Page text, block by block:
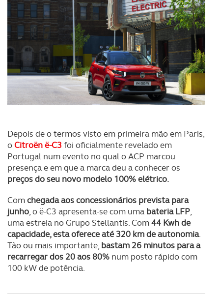
Depois de o termos visto em primeira mão em Paris,
oCitroën ë-C3 foi oficialmente revelado em
Portugal num evento no qual o ACP marcou
presença e em que a marca deu a conhecer os
preços do seu novo modelo 100% elétrico.
Comchegada aos concessionários prevista para
junho, o ë-C3 apresenta-se com uma bateria LFP,
uma estreia no Grupo Stellantis. Com44 Kwh de
capacidade, esta oferece até 320 km de autonomia.
Tão ou mais importante, bastam 26 minutos para a
recarregar dos 20 aos 80% num posto rápido com
100 kW de potência.